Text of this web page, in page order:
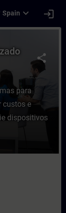
Spain expand_more login
share
para
custos e
dispositivos